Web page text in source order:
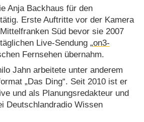
Anja Backhaus für den
Erste Auftritte vor der Kamera
Süd bevor sie 2007
Live-Sendung „on3-
Fernsehen übernahm.
Jahn arbeitete unter anderem
„Das Ding“. Seit 2010 ist er
und als Planungsredakteur und
Deutschlandradio Wissen